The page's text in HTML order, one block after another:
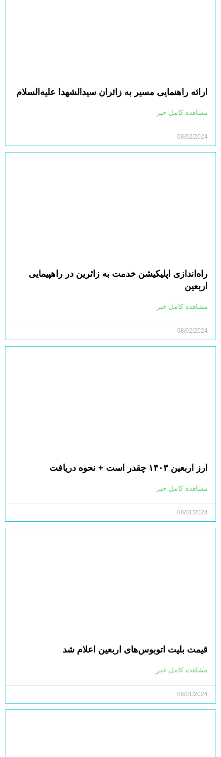
ارائه راهنمایی مسیر به زائران سیدالشهدا علیه‌السلام
مشاهده کامل خبر
08/02/2024
راه‌اندازی اپلیکیشن خدمت به زائرین در راهپیمایی
اربعین
مشاهده کامل خبر
08/02/2024
ارز اربعین ۱۴۰۳ چقدر است + نحوه دریافت
مشاهده کامل خبر
08/01/2024
قیمت بلیت اتوبوس‌های اربعین اعلام شد
مشاهده کامل خبر
08/01/2024